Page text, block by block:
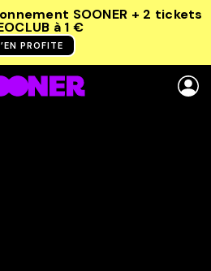
SOONER + 2 tickets
à 1 €
PROFITE